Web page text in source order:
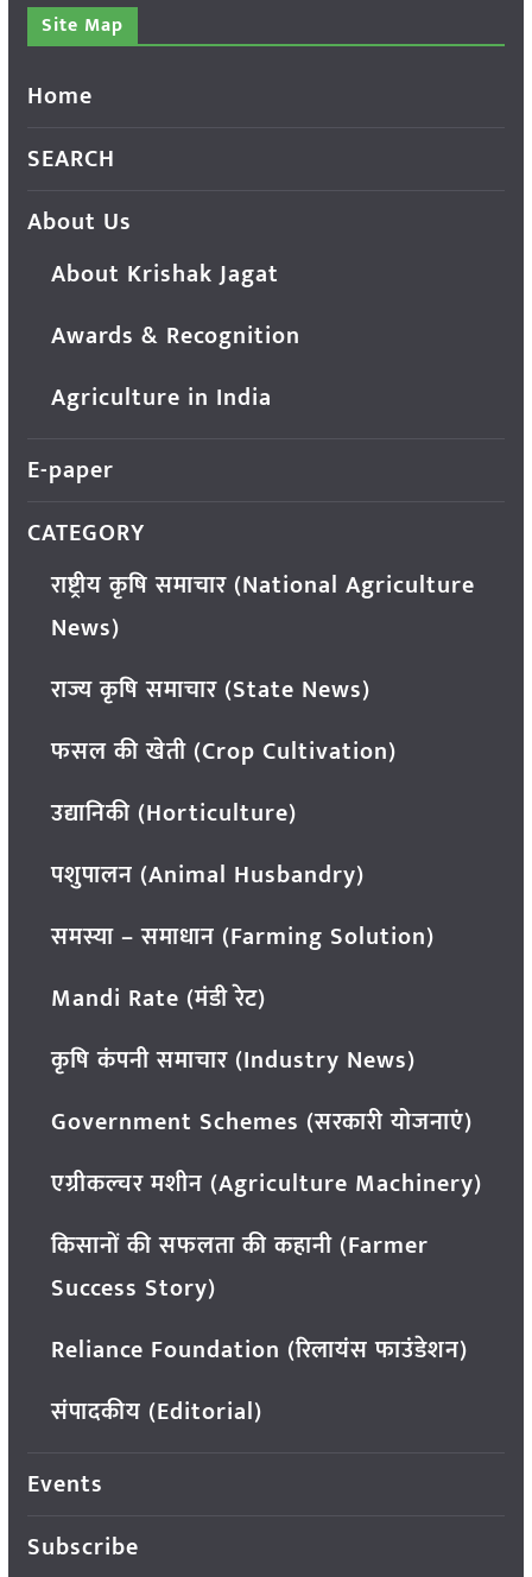
Site Map
Home
SEARCH
About Us
About Krishak Jagat
Awards & Recognition
Agriculture in India
E-paper
CATEGORY
राष्ट्रीय कृषि समाचार (National Agriculture
News)
राज्य कृषि समाचार (State News)
फसल की खेती (Crop Cultivation)
उद्यानिकी (Horticulture)
पशुपालन (Animal Husbandry)
समस्या – समाधान (Farming Solution)
Mandi Rate (मंडी रेट)
कृषि कंपनी समाचार (Industry News)
Government Schemes (सरकारी योजनाएं)
एग्रीकल्चर मशीन (Agriculture Machinery)
किसानों की सफलता की कहानी (Farmer
Success Story)
Reliance Foundation (रिलायंस फाउंडेशन)
संपादकीय (Editorial)
Events
Subscribe